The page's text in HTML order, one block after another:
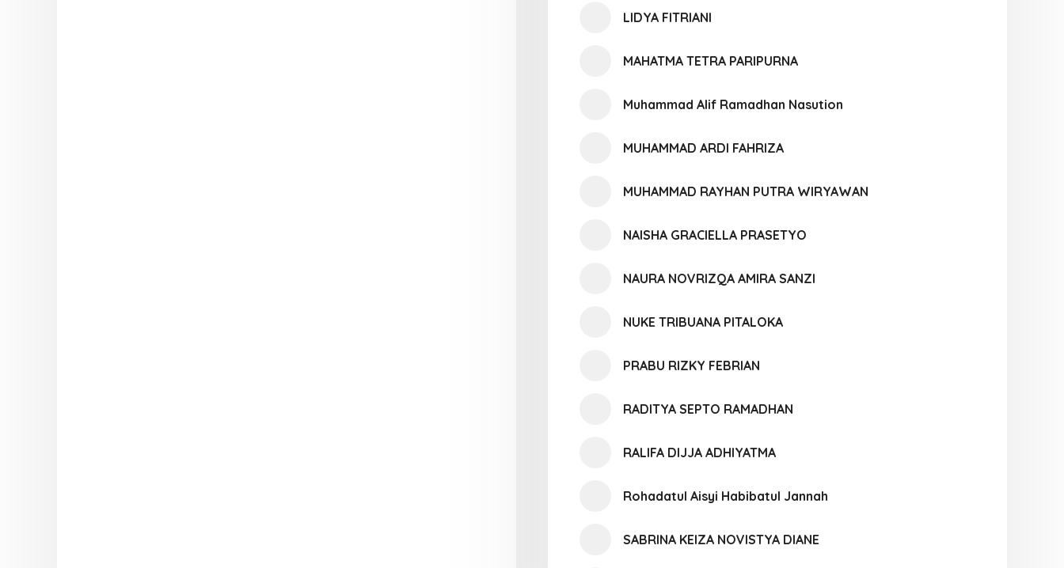
LIDYA FITRIANI
MAHATMA TETRA PARIPURNA
Muhammad Alif Ramadhan Nasution
MUHAMMAD ARDI FAHRIZA
MUHAMMAD RAYHAN PUTRA WIRYAWAN
NAISHA GRACIELLA PRASETYO
NAURA NOVRIZQA AMIRA SANZI
NUKE TRIBUANA PITALOKA
PRABU RIZKY FEBRIAN
RADITYA SEPTO RAMADHAN
RALIFA DIJJA ADHIYATMA
Rohadatul Aisyi Habibatul Jannah
SABRINA KEIZA NOVISTYA DIANE